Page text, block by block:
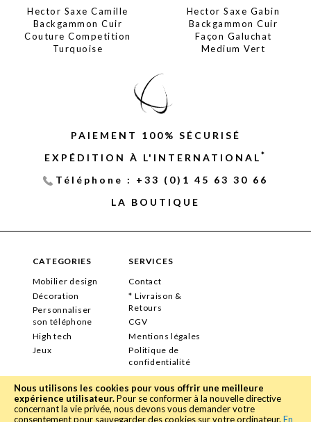
Nous utilisons les cookies pour vous offrir une meilleure
expérience utilisateur.Pour se conformer à la nouvelle directive
concernant la vie privée, nous devons vous demander votre
consentement pour sauvegarder des cookies sur votre ordinateur. En
Hector Saxe Camille
Backgammon Cuir
Couture Competition
Turquoise
Hector Saxe Gabin
Backgammon Cuir
Façon Galuchat
Medium Vert
PAIEMENT 100% SÉCURISÉ
EXPÉDITION À L'INTERNATIONAL *
Téléphone : +33 (0)1 45 63 30 66
LA BOUTIQUE
CATEGORIES
Mobilier design
Décoration
Personnaliser
son téléphone
High tech
Jeux
SERVICES
Contact
* Livraison &
Retours
CGV
Mentions légales
Politique de
confidentialité
NEWSLETTER